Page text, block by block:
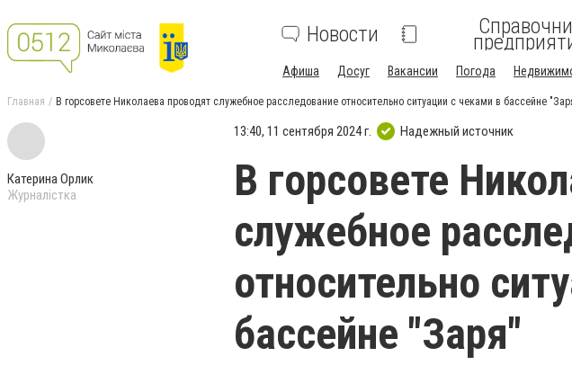
Новости
Афиша Досуг Вакансии Погода
Главная В горсовете Николаева проводят служебное расследование относительно ситуации с чеками в бассейне
Катерина Орлик
Журналістка
13:40, 11 сентября 2024 г. Надежный источник
В горсовете
служебное
относительно
бассейне "Заря"